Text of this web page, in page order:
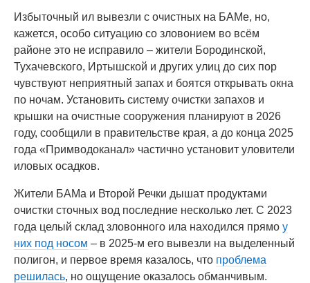
Избыточный ил вывезли с очистных на БАМе, но,
кажется, особо ситуацию со зловонием во всём
районе это не исправило – жители Бородинской,
Тухачевского, Иртышской и других улиц до сих пор
чувствуют неприятный запах и боятся открывать окна
по ночам. Установить систему очистки запахов и
крышки на очистные сооружения планируют в 2026
году, сообщили в правительстве края, а до конца 2025
года «Примводоканал» частично установит уловители
иловых осадков.
Жители БАМа и Второй Речки дышат продуктами
очистки сточных вод последние несколько лет. С 2023
года целый склад зловонного ила находился прямо у
них под носом – в 2025-м его вывезли на выделенный
полигон, и первое время казалось, что проблема
решилась, но ощущение оказалось обманчивым.